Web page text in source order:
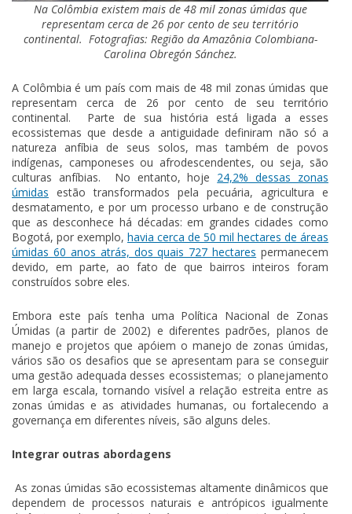
Na Colômbia existem mais de 48 mil zonas úmidas que
representam cerca de 26 por cento de seu território
continental. Fotografias: Região da Amazônia Colombiana-
Carolina Obregón Sánchez.
A Colômbia é um país com mais de 48 mil zonas úmidas que
representam cerca de 26 por cento de seu território
continental. Parte de sua história está ligada a esses
ecossistemas que desde a antiguidade definiram não só a
natureza anfíbia de seus solos, mas também de povos
indígenas, camponeses ou afrodescendentes, ou seja, são
culturas anfíbias. No entanto, hoje 24,2% dessas zonas
úmidas estão transformados pela pecuária, agricultura e
desmatamento, e por um processo urbano e de construção
que as desconhece há décadas: em grandes cidades como
Bogotá, por exemplo, havia cerca de 50 mil hectares de áreas
úmidas 60 anos atrás, dos quais 727 hectares permanecem
devido, em parte, ao fato de que bairros inteiros foram
construídos sobre eles.
Embora este país tenha uma Política Nacional de Zonas
Úmidas (a partir de 2002) e diferentes padrões, planos de
manejo e projetos que apóiem ​​o manejo de zonas úmidas,
vários são os desafios que se apresentam para se conseguir
uma gestão adequada desses ecossistemas; o planejamento
em larga escala, tornando visível a relação estreita entre as
zonas úmidas e as atividades humanas, ou fortalecendo a
governança em diferentes níveis, são alguns deles.
Integrar outras abordagens
As zonas úmidas são ecossistemas altamente dinâmicos que
dependem de processos naturais e antrópicos igualmente